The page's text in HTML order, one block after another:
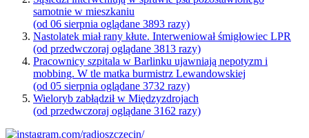
samotnie w mieszkaniu
(od 06 sierpnia oglądane 3893 razy)
Nastolatek miał rany kłute. Interweniował śmigłowiec LPR
(od przedwczoraj oglądane 3813 razy)
Pracownicy szpitala w Barlinku ujawniają nepotyzm i
mobbing. W tle matka burmistrz Lewandowskiej
(od 05 sierpnia oglądane 3732 razy)
Wieloryb zabłądził w Międzyzdrojach
(od przedwczoraj oglądane 3162 razy)